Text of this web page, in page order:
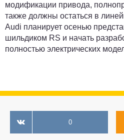
модификации привода,
также должны остаться в
Audi планирует осенью
шильдиком RS и начать
полностью электрических
0